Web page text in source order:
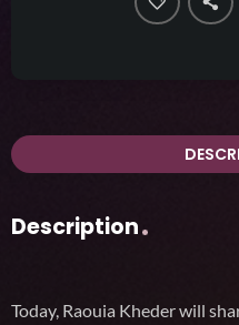
Description
Today, Raouia Kheder will